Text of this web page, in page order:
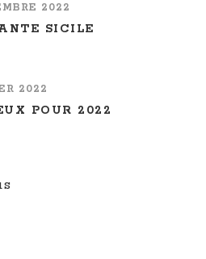
2022
SICILE
2022
POUR 2022